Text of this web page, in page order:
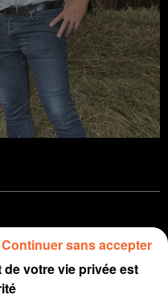
( SOIR )
de votre vie privée est
Continuer sans accepter